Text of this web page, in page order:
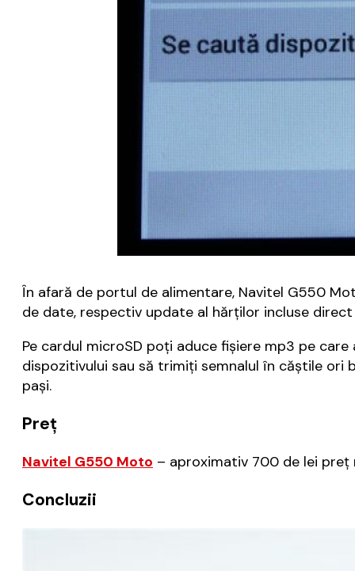
În afară de portul de alimentare, Navitel G550
de date, respectiv update al hărților incluse
Pe cardul microSD poți aduce fișiere mp3 pe
dispozitivului sau să trimiți semnalul în căștile ori
pași.
Preț
Navitel G550 Moto – aproximativ 700 de lei preț
Concluzii